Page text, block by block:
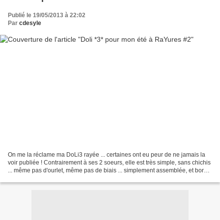
Publié le 19/05/2013 à 22:02
Par cdesyle
On me la réclame ma DoLi3 rayée ... certaines ont eu peur de ne jamais la
voir publiée ! Contrairement à ses 2 soeurs, elle est très simple, sans chichis
... même pas d'ourlet, même pas de biais ... simplement assemblée, et bords